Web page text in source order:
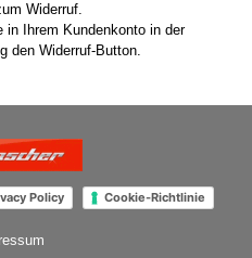
Widerruf.
in Ihrem Kundenkonto in der
den Widerruf-Button.
Policy Cookie-Richtlinie